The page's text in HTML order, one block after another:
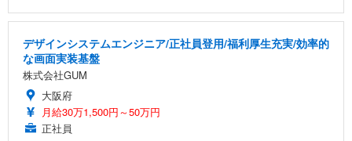
デザインシステムエンジニア/正社員登用/福利厚生充実/効率的
な画面実装基盤
株式会社GUM
大阪府
月給30万1,500円～50万円
正社員